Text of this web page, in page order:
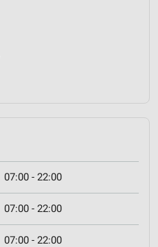
07:00 - 22:00
07:00 - 22:00
07:00 - 22:00